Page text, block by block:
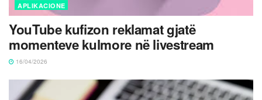
APLIKACIONE
YouTube kufizon reklamat gjatë
momenteve kulmore në livestream
16/04/2026